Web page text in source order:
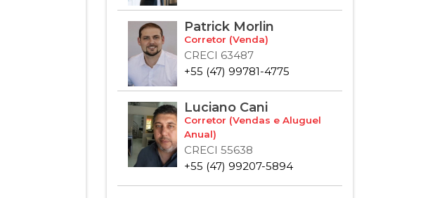
Patrick Morlin
Corretor (Venda)
CRECI 63487
+55 (47) 99781-4775
Luciano Cani
Corretor (Vendas e Aluguel
Anual)
CRECI 55638
+55 (47) 99207-5894